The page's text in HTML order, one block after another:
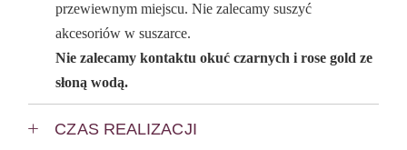
przewiewnym miejscu. Nie zalecamy suszyć
akcesoriów w suszarce.
Nie zalecamy kontaktu okuć czarnych i rose gold ze
słoną wodą.
CZAS REALIZACJI